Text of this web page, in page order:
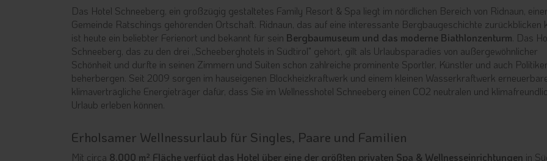
Das Hotel Schneeberg, ein großzügig gestaltetes Family Resort & Spa liegt im nördlichen Bereich von Ridnaun,
Gemeinde Ratschings gehörenden Ortschaft. Ridnaun, das auf eine interessante Bergbaugeschichte zurückblicken
ist heute ein beliebter Ferienort und bekannt für sein Bergbaumuseum und das moderne Biathlonzenturm. Das
Schneeberg, das zu den drei „Scheeberghotels in Südtirol" gehört, gilt als Urlaubsparadies von außergewöhnlicher
Schönheit und durfte in seinen Zimmern und Suiten schon zahlreiche prominente Sportler, Künstler und auch Politiker
beherbergen. Seit 2009 sorgen im hauseigenen Blockheizkraftwerk und einem kleinen Wasserkraftwerk
klimaverträgliche Energieträger dafür, dass Sie im Wellnesshotel Schneeberg einen CO2 neutralen und
Urlaub erleben können.
Erholsamer Wellnessurlaub für Singles, Paare und Familien
Mit circa 8.000 m² Fläche verfügt das Hotel über eine der größten privaten Spa & Wellnesseinrichtungen in